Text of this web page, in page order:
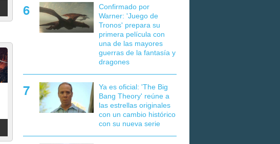
Confirmado por
Warner: 'Juego de
Tronos' prepara su
primera película con
una de las mayores
guerras de la fantasía y
dragones
Ya es oficial: 'The Big
Bang Theory' reúne a
las estrellas originales
con un cambio histórico
con su nueva serie